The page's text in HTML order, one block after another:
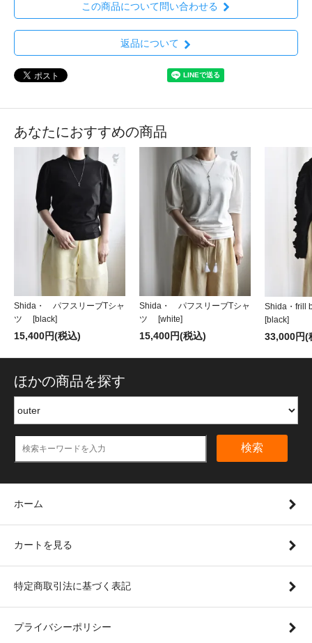
この商品について問い合わせる
返品について
あなたにおすすめの商品
Shida・ パフスリーブTシャ
ツ [black]
15,400円(税込)
Shida・ パフスリーブTシャ
ツ [white]
15,400円(税込)
Shida・frill
[black]
33,000円(
ほかの商品を探す
検索
ホーム
カートを見る
特定商取引法に基づく表記
プライバシーポリシー